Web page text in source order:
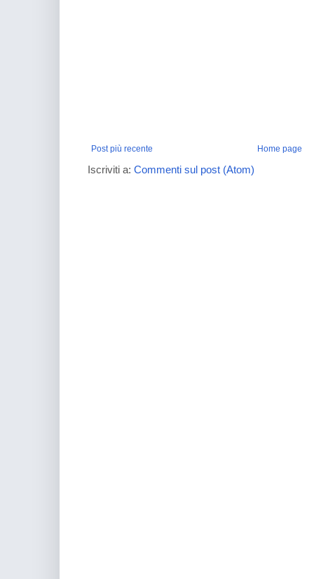
Post più recente Home page
Iscriviti a: Commenti sul post (Atom)